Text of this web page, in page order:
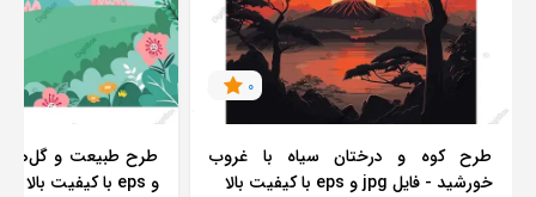
0
طرح کوه و درختان سیاه با غروب
خورشید - فایل jpg و eps با کیفیت بالا
و eps با کیفیت بالا